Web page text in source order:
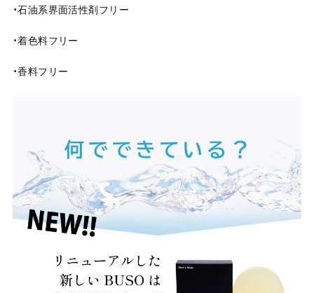
・石油系界面活性剤フリー
・着色料フリー
・香料フリー